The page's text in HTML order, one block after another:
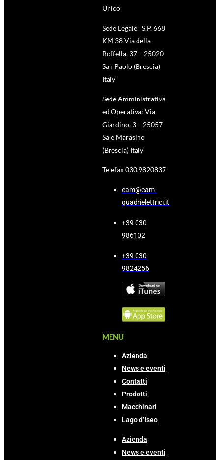
Unico
Sede Legale: S.P. 668
KM 38 Via della
Boffella, 37 – 25020
San Paolo (Brescia)
Italy
Sede Amministrativa
ed Operativa: Via
Giardino, 3 – 25057
Sale Marasino
(Brescia) Italy
Telefax 030.9820837
cam@cam-
quadrielettrici.it
+39 030
986102
+39 030
9824256
MENU
Azienda
News e eventi
Contatti
Prodotti
Macchinari
Lago d’Iseo
Azienda
News e eventi